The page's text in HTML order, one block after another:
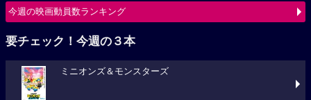
今週の映画動員数ランキング
要チェック！今週の３本
ミニオンズ＆モンスターズ